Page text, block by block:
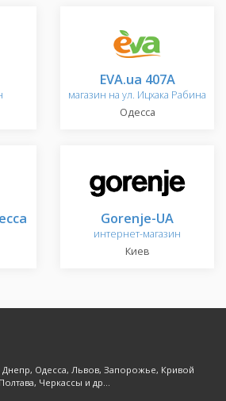
EVA.ua 407A
магазин на ул. Ицхака Рабина
Одесса
Gorenje-UA
интернет-магазин
Киев
Днепр, Одесса, Львов, Запорожье, Кривой
Черкассы и др...